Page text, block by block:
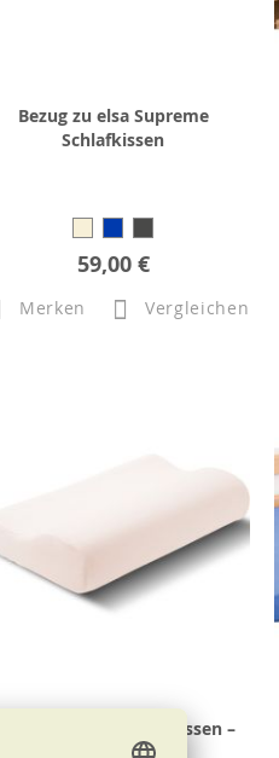
Bezug zu elsa Supreme
Schlafkissen
59,00 €
Merken Vergleichen
Bezug zu elsa Nackenkissen –
Der Klassiker